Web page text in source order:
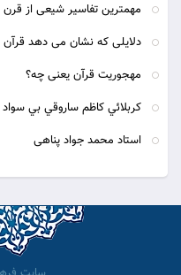
مهمترین تفاسیر شیعی از
دلایلی که نشان می دهد
مهجوریت قرآن یعنی چه؟
كربلائي كاظم ساروقي بي
استاد محمد جواد پناهی